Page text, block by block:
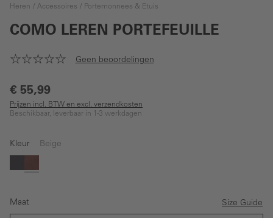
Heren Accessoires Portemonnees & Etuis
COMO LEREN PORTEFEUILLE
Geen beoordelingen
€ 55,99
Prijzen incl. BTW en excl. verzendkosten
Beschikbaar, leverbaar in 1-3 werkdagen
Kleur Beige
ZwartBeige
Maat Size Guide